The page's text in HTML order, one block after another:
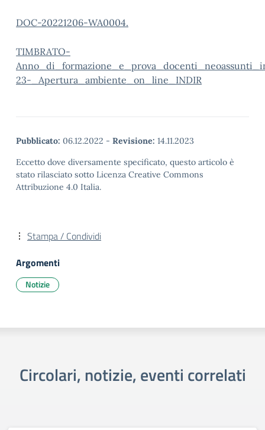
DOC-20221206-WA0004.
TIMBRATO-
23-_Apertura_ambiente_on_line_INDIR
Pubblicato: 06.12.2022 - Revisione: 14.11.2023
Eccetto dove diversamente specificato, questo articolo è
stato rilasciato sotto Licenza Creative Commons
Attribuzione 4.0 Italia.
Stampa / Condividi
Argomenti
Notizie
Circolari, notizie, eventi correlati